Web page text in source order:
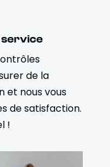
service
de la
et nous vous
de satisfaction.
!